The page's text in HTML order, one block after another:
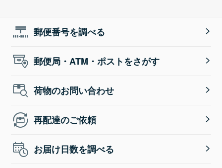
郵便番号を調べる
郵便局・ATM・ポストをさがす
荷物のお問い合わせ
再配達のご依頼
お届け日数を調べる